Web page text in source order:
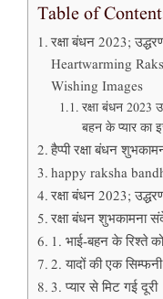
Table of
रक्षा बंधन 2023;
Heartwarming
Wishing Images
रक्षा बंधन 2023
बहन के प्यार का
हैप्पी रक्षा बंधन
happy raksha
रक्षा बंधन 2023;
रक्षा बंधन शुभकामना
1. भाई-बहन के रिश्ते
2. यादों की एक सिम्फनी
3. प्यार से मिट गई दूरी